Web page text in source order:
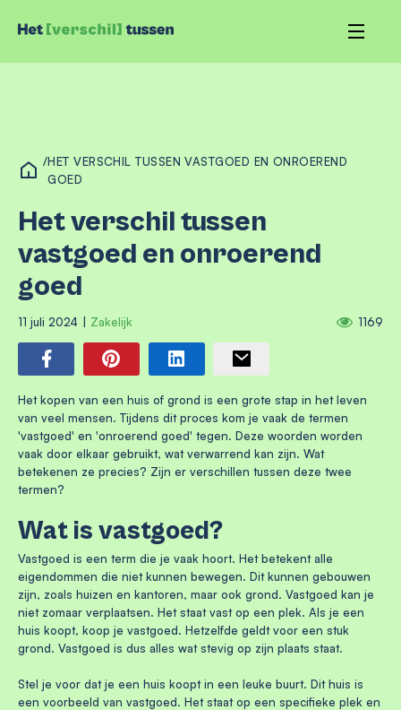
/HET VERSCHIL TUSSEN VASTGOED EN ONROEREND
GOED
Het verschil tussen
vastgoed en onroerend
goed
11 juli 2024 Zakelijk 1169
Het kopen van een huis of grond is een grote stap in het leven
van veel mensen. Tijdens dit proces kom je vaak de termen
'vastgoed' en 'onroerend goed' tegen. Deze woorden worden
vaak door elkaar gebruikt, wat verwarrend kan zijn. Wat
betekenen ze precies? Zijn er verschillen tussen deze twee
termen?
Wat is vastgoed?
Vastgoed is een term die je vaak hoort. Het betekent alle
eigendommen die niet kunnen bewegen. Dit kunnen gebouwen
zijn, zoals huizen en kantoren, maar ook grond. Vastgoed kan je
niet zomaar verplaatsen. Het staat vast op een plek. Als je een
huis koopt, koop je vastgoed. Hetzelfde geldt voor een stuk
grond. Vastgoed is dus alles wat stevig op zijn plaats staat.
Stel je voor dat je een huis koopt in een leuke buurt. Dit huis is
een voorbeeld van vastgoed. Het staat op een specifieke plek en